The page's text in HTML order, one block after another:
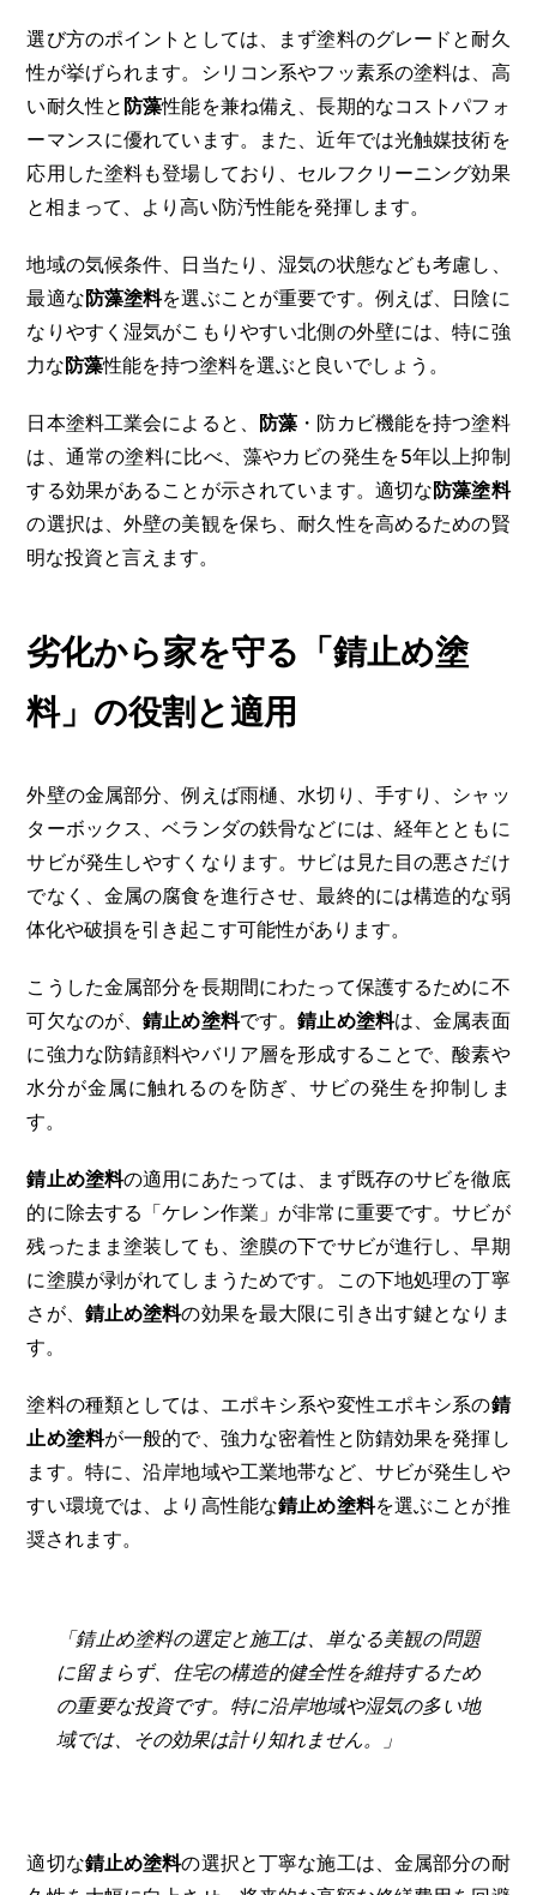
選び方のポイントとしては、まず塗料のグレードと耐久
性が挙げられます。シリコン系やフッ素系の塗料は、高
い耐久性と 防藻性能を兼ね備え、長期的なコストパフォ
ーマンスに優れています。また、近年では光触媒技術を
応用した塗料も登場しており、セルフクリーニング効果
と相まって、より高い防汚性能を発揮します。
地域の気候条件、日当たり、湿気の状態なども考慮し、
最適な防藻塗料を選ぶことが重要です。例えば、日陰に
なりやすく湿気がこもりやすい北側の外壁には、特に強
力な防藻性能を持つ塗料を選ぶと良いでしょう。
日本塗料工業会によると、 防藻 ・防カビ機能を持つ塗料
は、通常の塗料に比べ、藻やカビの発生を5年以上抑制
する効果があることが示されています。適切な防藻塗料
の選択は、外壁の美観を保ち、耐久性を高めるための賢
明な投資と言えます。
劣化から家を守る「錆止め塗
料」の役割と適用
外壁の金属部分、例えば雨樋、水切り、手すり、シャッ
ターボックス、ベランダの鉄骨などには、経年とともに
サビが発生しやすくなります。サビは見た目の悪さだけ
でなく、金属の腐食を進行させ、最終的には構造的な弱
体化や破損を引き起こす可能性があります。
こうした金属部分を長期間にわたって保護するために不
可欠なのが、錆止め塗料です。錆止め塗料は、金属表面
に強力な防錆顔料やバリア層を形成することで、酸素や
水分が金属に触れるのを防ぎ、サビの発生を抑制しま
す。
錆止め塗料の適用にあたっては、まず既存のサビを徹底
的に除去する「ケレン作業」が非常に重要です。サビが
残ったまま塗装しても、塗膜の下でサビが進行し、早期
に塗膜が剥がれてしまうためです。この下地処理の丁寧
さが、 錆止め塗料の効果を最大限に引き出す鍵となりま
す。
塗料の種類としては、エポキシ系や変性エポキシ系の錆
止め塗料が一般的で、強力な密着性と防錆効果を発揮し
ます。特に、沿岸地域や工業地帯など、サビが発生しや
すい環境では、より高性能な錆止め塗料を選ぶことが推
奨されます。
「錆止め塗料の選定と施工は、単なる美観の問題
に留まらず、住宅の構造的健全性を維持するため
の重要な投資です。特に沿岸地域や湿気の多い地
域では、その効果は計り知れません。」
適切な錆止め塗料の選択と丁寧な施工は、金属部分の耐